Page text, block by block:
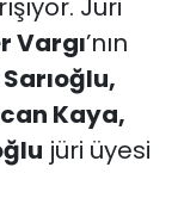
Jüri
Vargı’nın
Kaya,
jüri üyesi